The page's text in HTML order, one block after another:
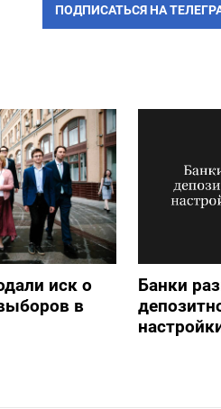
ПОДПИСАТЬСЯ НА
иск о
в
Банки